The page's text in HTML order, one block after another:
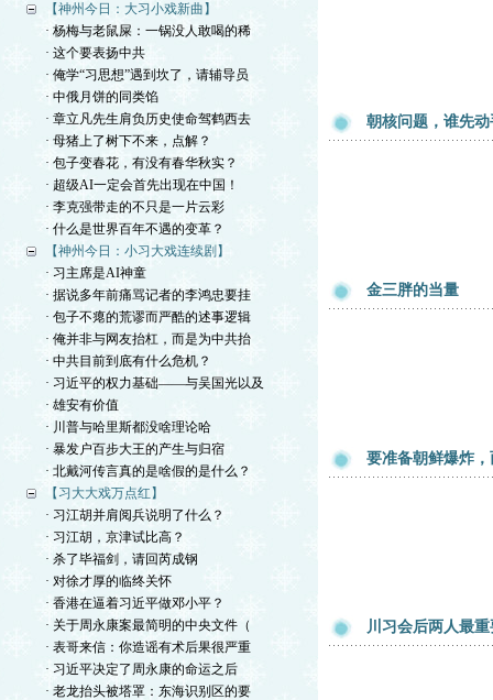
【神州今日：大习小戏新曲】
· 杨梅与老鼠屎：一锅没人敢喝的稀
· 这个要表扬中共
· 俺学“习思想”遇到坎了，请辅导员
· 中俄月饼的同类馅
· 章立凡先生肩负历史使命驾鹤西去
· 母猪上了树下不来，点解？
· 包子变春花，有没有春华秋实？
· 超级AI一定会首先出现在中国！
· 李克强带走的不只是一片云彩
· 什么是世界百年不遇的变革？
【神州今日：小习大戏连续剧】
· 习主席是AI神童
· 据说多年前痛骂记者的李鸿忠要挂
· 包子不瘪的荒谬而严酷的述事逻辑
· 俺并非与网友抬杠，而是为中共抬
· 中共目前到底有什么危机？
· 习近平的权力基础——与吴国光以及
· 雄安有价值
· 川普与哈里斯都没啥理论哈
· 暴发户百步大王的产生与归宿
· 北戴河传言真的是啥假的是什么？
【习大大戏万点红】
· 习江胡并肩阅兵说明了什么？
· 习江胡，京津试比高？
· 杀了毕福剑，请回芮成钢
· 对徐才厚的临终关怀
· 香港在逼着习近平做邓小平？
· 关于周永康案最简明的中央文件（
· 表哥来信：你造谣有术后果很严重
· 习近平决定了周永康的命运之后
· 老龙抬头被塔罩：东海识别区的要
朝核问题，谁先
金三胖的当量
要准备朝鲜爆炸
川习会后两人最